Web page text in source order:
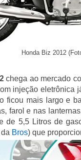
Honda Biz 2012
chega ao mercado
injeção eletrônica
ficou mais largo e
farol e nas
de 5,5 Litros de
Bros) que